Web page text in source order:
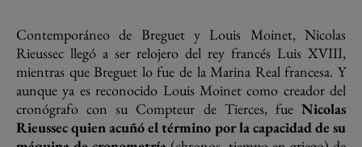
Contemporáneo de Breguet y Louis Moinet, Nicolas
Rieussec llegó a ser relojero del rey francés Luis XVIII,
mientras que Breguet lo fue de la Marina Real francesa. Y
aunque ya es reconocido Louis Moinet como creador del
cronógrafo con su Compteur de Tierces, fue Nicolas
Rieussec quien acuñó el término por la capacidad de su